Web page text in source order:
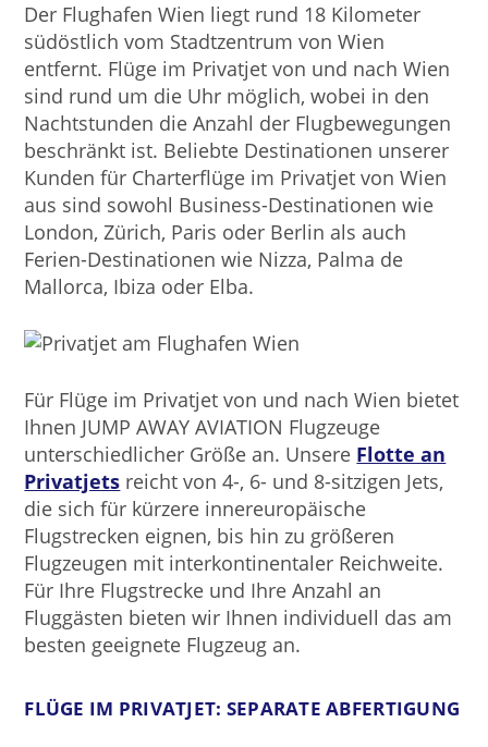
Der Flughafen Wien liegt rund 18 Kilometer
südöstlich vom Stadtzentrum von Wien
entfernt. Flüge im Privatjet von und nach Wien
sind rund um die Uhr möglich, wobei in den
Nachtstunden die Anzahl der Flugbewegungen
beschränkt ist. Beliebte Destinationen unserer
Kunden für Charterflüge im Privatjet von Wien
aus sind sowohl Business-Destinationen wie
London, Zürich, Paris oder Berlin als auch
Ferien-Destinationen wie Nizza, Palma de
Mallorca, Ibiza oder Elba.
Für Flüge im Privatjet von und nach Wien bietet
Ihnen JUMP AWAY AVIATION Flugzeuge
unterschiedlicher Größe an. Unsere Flotte an
Privatjets reicht von 4-, 6- und 8-sitzigen Jets,
die sich für kürzere innereuropäische
Flugstrecken eignen, bis hin zu größeren
Flugzeugen mit interkontinentaler Reichweite.
Für Ihre Flugstrecke und Ihre Anzahl an
Fluggästen bieten wir Ihnen individuell das am
besten geeignete Flugzeug an.
FLÜGE IM PRIVATJET: SEPARATE ABFERTIGUNG